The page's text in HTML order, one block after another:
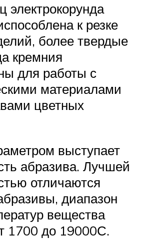
электрокорунда
к резке
более твердые
кремния
для работы с
материалами
цветных
выступает
абразива. Лучшей
отличаются
диапазон
вещества
1700 до 19000С.